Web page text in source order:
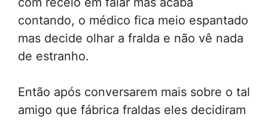
contando, o médico fica meio espantado
mas decide olhar a fralda e não vê nada
de estranho.
Então após conversarem mais sobre o tal
amigo que fábrica fraldas eles decidiram